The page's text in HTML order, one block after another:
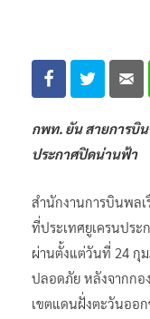
กพท. ยัน สายการบิ
ประกาศปิดน่านฟ้า
สำนักงานการบินพล
ที่ประเทศยูเครนปร
ผ่านตั้งแต่วันที่ 24 กุ
ปลอดภัย หลังจากกอ
เขตแดนฝั่งตะวันออ